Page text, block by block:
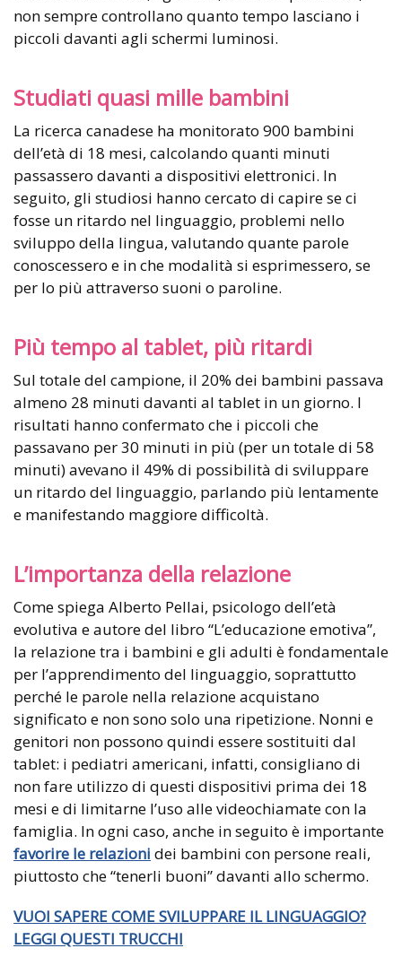
non sempre controllano quanto tempo lasciano i
piccoli davanti agli schermi luminosi.
Studiati quasi mille bambini
La ricerca canadese ha monitorato 900 bambini
dell’età di 18 mesi, calcolando quanti minuti
passassero davanti a dispositivi elettronici. In
seguito, gli studiosi hanno cercato di capire se ci
fosse un ritardo nel linguaggio, problemi nello
sviluppo della lingua, valutando quante parole
conoscessero e in che modalità si esprimessero, se
per lo più attraverso suoni o paroline.
Più tempo al tablet, più ritardi
Sul totale del campione, il 20% dei bambini passava
almeno 28 minuti davanti al tablet in un giorno. I
risultati hanno confermato che i piccoli che
passavano per 30 minuti in più (per un totale di 58
minuti) avevano il 49% di possibilità di sviluppare
un ritardo del linguaggio, parlando più lentamente
e manifestando maggiore difficoltà.
L’importanza della relazione
Come spiega Alberto Pellai, psicologo dell’età
evolutiva e autore del libro “L’educazione emotiva”,
la relazione tra i bambini e gli adulti è fondamentale
per l’apprendimento del linguaggio, soprattutto
perché le parole nella relazione acquistano
significato e non sono solo una ripetizione. Nonni e
genitori non possono quindi essere sostituiti dal
tablet: i pediatri americani, infatti, consigliano di
non fare utilizzo di questi dispositivi prima dei 18
mesi e di limitarne l’uso alle videochiamate con la
famiglia. In ogni caso, anche in seguito è importante
favorire le relazioni dei bambini con persone reali,
piuttosto che “tenerli buoni” davanti allo schermo.
VUOI SAPERE COME SVILUPPARE IL LINGUAGGIO?
LEGGI QUESTI TRUCCHI